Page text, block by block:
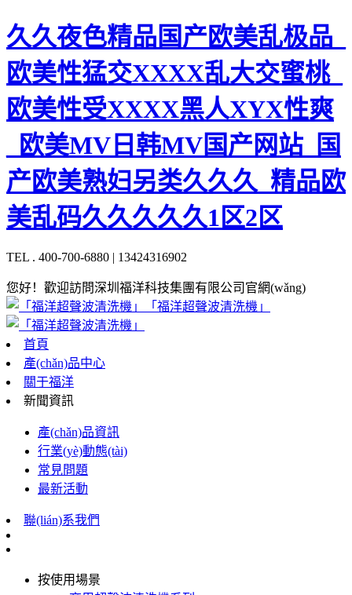
久久夜色精品国产欧美乱极品_
欧美性猛交XXXX乱大交蜜桃_
欧美性受XXXX黑人XYX性爽
_欧美MV日韩MV国产网站_国
产欧美熟妇另类久久久_精品欧
美乱码久久久久久1区2区
TEL . 400-700-6880 | 13424316902
您好！歡迎訪問深圳福洋科技集團有限公司官網(wǎng)
「福洋超聲波清洗機」
首頁
產(chǎn)品中心
關于福洋
新聞資訊
產(chǎn)品資訊
行業(yè)動態(tài)
常見問題
最新活動
聯(lián)系我們
按使用場景